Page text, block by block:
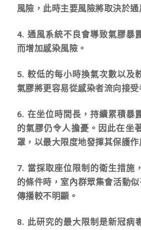
風險，此時主要風險將取決於通
4. 通風系統不良會導致氣膠暴
而增加感染風險。
5. 較低的每小時換氣次數以及
氣膠將更容易從感染者流向接受
6. 在坐位時間長，持續累積暴
的氣膠仍令人擔憂。因此在坐
罩，以最大限度地發揮其保護作
7. 當採取座位限制的衛生措施
的條件時，室內群眾集會活動
傳播較不明顯。
8. 此研究的最大限制是新冠病